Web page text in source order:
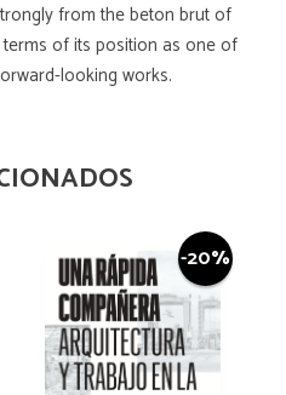
from the beton brut of
of its position as one of
looking works.
-20%